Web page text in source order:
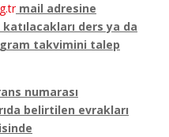
mail adresine
ders ya da
takvimini talep
numarası
belirtilen evrakları